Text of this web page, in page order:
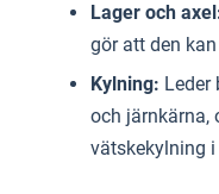
Lager och
gör att den
Kylning:
och järnkärna,
vätskekylning i